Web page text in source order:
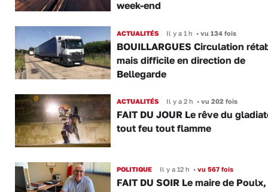
week-end
ACTUALITÉS Il y a 1 h •vu 134 fois
BOUILLARGUES Circulation
mais difficile en direction de
Bellegarde
ACTUALITÉS Il y a 2 h •vu 202 fois
FAIT DU JOUR Le rêve du
tout feu tout flamme
POLITIQUE Il y a 12 h •vu 567 fois
FAIT DU SOIR Le maire de